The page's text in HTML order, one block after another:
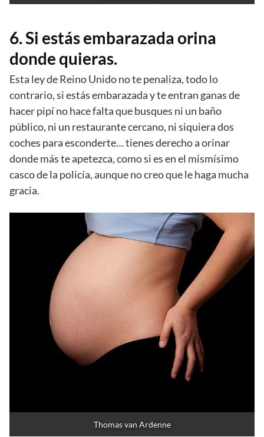
6. Si estás embarazada orina
donde quieras.
Esta ley de Reino Unido no te penaliza, todo lo
contrario, si estás embarazada y te entran ganas de
hacer pipí no hace falta que busques ni un baño
público, ni un restaurante cercano, ni siquiera dos
coches para esconderte… tienes derecho a orinar
donde más te apetezca, como si es en el mismísimo
casco de la policía, aunque no creo que le haga mucha
gracia.
Thomas van Ardenne